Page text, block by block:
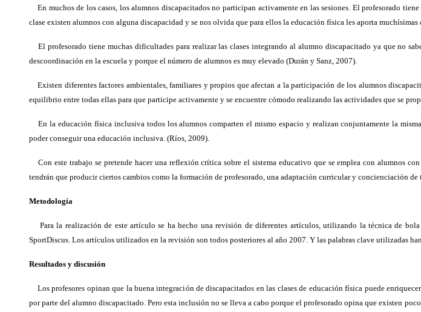
En muchos de los casos, los alumnos discapacitados no participan activamente en las sesiones. El profesorado
clase existen alumnos con alguna discapacidad y se nos olvida que para ellos la educación física les aporta
El profesorado tiene muchas dificultades para realizar las clases integrando al alumno discapacitado ya que no
descoordinación en la escuela y porque el número de alumnos es muy elevado (Durán y Sanz, 2007).
Existen diferentes factores ambientales, familiares y propios que afectan a la participación de los alumnos
equilibrio entre todas ellas para que participe activamente y se encuentre cómodo realizando las actividades que se
En la educación física inclusiva todos los alumnos comparten el mismo espacio y realizan conjuntamente la
poder conseguir una educación inclusiva. (Ríos, 2009).
Con este trabajo se pretende hacer una reflexión crítica sobre el sistema educativo que se emplea con alumnos
tendrán que producir ciertos cambios como la formación de profesorado, una adaptación curricular y concienciación
Metodología
Para la realización de este artículo se ha hecho una revisión de diferentes artículos, utilizando la técnica de
SportDiscus. Los artículos utilizados en la revisión son todos posteriores al año 2007. Y las palabras clave utilizadas
Resultados y discusión
Los profesores opinan que la buena integración de discapacitados en las clases de educación física puede
por parte del alumno discapacitado. Pero esta inclusión no se lleva a cabo porque el profesorado opina que existen